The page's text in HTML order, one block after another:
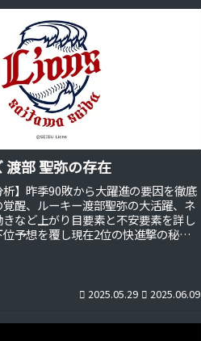
渡部 聖弥の存在
析】昨季90敗から大躍進の要因を徹底
醒、ルーキー渡部聖弥の大活躍、ネ
など上がり目要素と不安要素を詳し
予想を覆し現在2位の快進撃の秘密
2025.05.29 2025.06.09